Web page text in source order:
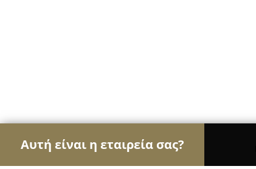
Αυτή είναι η εταιρεία σας?